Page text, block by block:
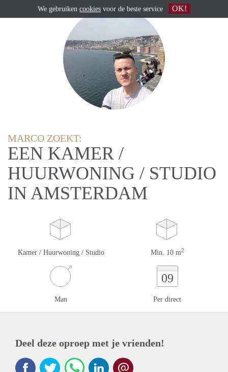
MARCO ZOEKT:
EEN KAMER /
HUURWONING / STUDIO
IN AMSTERDAM
Kamer / Huurwoning / Studio Min. 10 m2
Man
09
Per direct
Deel deze oproep met je vrienden!
We gebruiken cookies voor de beste service OK!